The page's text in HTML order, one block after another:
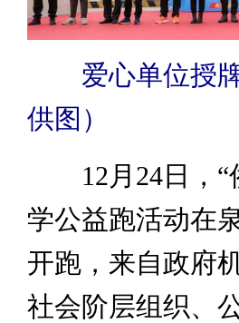
爱心单位授牌
供图）
12月24日，“
学公益跑活动在
开跑，来自政府
社会阶层组织、